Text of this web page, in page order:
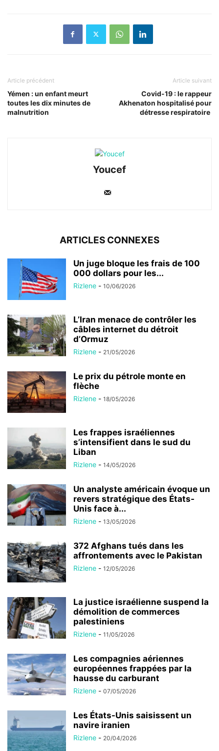
Article précédent
Yémen : un enfant meurt
toutes les dix minutes de
malnutrition
Article suivant
Covid-19 : le rappeur
Akhenaton hospitalisé pour
détresse respiratoire
Youcef
ARTICLES CONNEXES
Un juge bloque les frais de 100
000 dollars pour les...
Rizlene - 10/06/2026
L’Iran menace de contrôler les
câbles internet du détroit
d’Ormuz
Rizlene - 21/05/2026
Le prix du pétrole monte en
flèche
Rizlene - 18/05/2026
Les frappes israéliennes
s’intensifient dans le sud du
Liban
Rizlene - 14/05/2026
Un analyste américain évoque un
revers stratégique des États-
Unis face à...
Rizlene - 13/05/2026
372 Afghans tués dans les
affrontements avec le Pakistan
Rizlene - 12/05/2026
La justice israélienne suspend la
démolition de commerces
palestiniens
Rizlene - 11/05/2026
Les compagnies aériennes
européennes frappées par la
hausse du carburant
Rizlene - 07/05/2026
Les États-Unis saisissent un
navire iranien
Rizlene - 20/04/2026